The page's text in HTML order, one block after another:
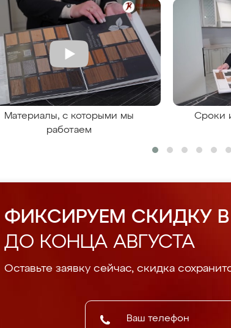
Материалы, с которыми мы
работаем
Сроки
ФИКСИРУЕМ СКИДКУ В
ДО КОНЦА АВГУСТА
Оставьте заявку сейчас, скидка